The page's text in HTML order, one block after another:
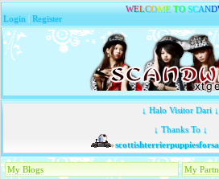
WELCOME TO SCAND
Login |Register
↓ Halo Visitor Dari ↓
↓ Thanks To ↓
My Blogs My